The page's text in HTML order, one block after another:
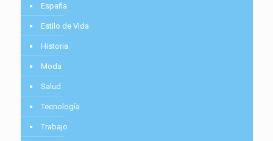
España
Estilo de Vida
Historia
Moda
Salud
Tecnología
Trabajo